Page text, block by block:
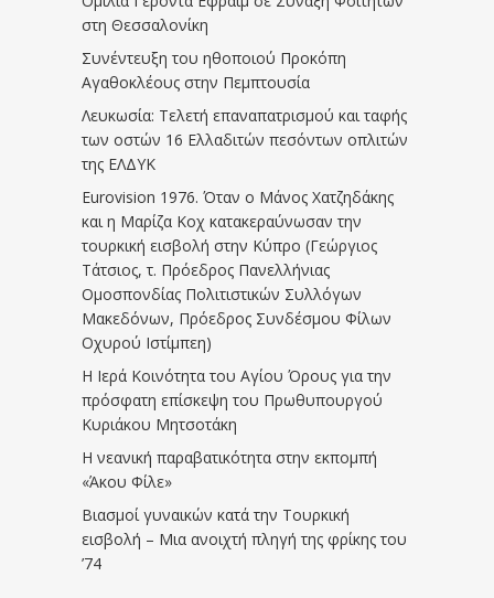
στη Θεσσαλονίκη
Συνέντευξη του ηθοποιού Προκόπη
Αγαθοκλέους στην Πεμπτουσία
Λευκωσία: Τελετή επαναπατρισμού και ταφής
των οστών 16 Ελλαδιτών πεσόντων οπλιτών
της ΕΛΔΥΚ
Eurovision 1976. Όταν ο Μάνος Χατζηδάκης
και η Μαρίζα Κοχ κατακεραύνωσαν την
τουρκική εισβολή στην Κύπρο (Γεώργιος
Τάτσιος, τ. Πρόεδρος Πανελλήνιας
Ομοσπονδίας Πολιτιστικών Συλλόγων
Μακεδόνων, Πρόεδρος Συνδέσμου Φίλων
Οχυρού Ιστίμπεη)
Η Ιερά Κοινότητα του Αγίου Όρους για την
πρόσφατη επίσκεψη του Πρωθυπουργού
Κυριάκου Μητσοτάκη
Η νεανική παραβατικότητα στην εκπομπή
«Άκου Φίλε»
Βιασμοί γυναικών κατά την Τουρκική
εισβολή – Μια ανοιχτή πληγή της φρίκης του
’74